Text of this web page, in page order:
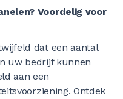
Voordelig voor
dat een aantal
uw bedrijf kunnen
aan een
Ontdek